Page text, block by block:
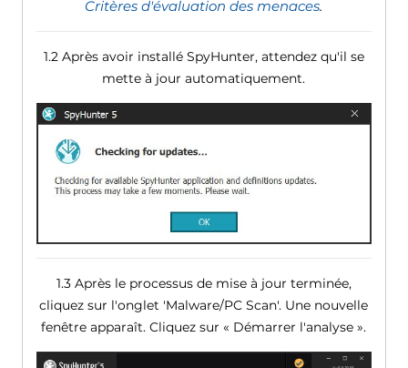
Critères d'évaluation des menaces.
1.2 Après avoir installé SpyHunter, attendez qu'il se
mette à jour automatiquement.
1.3 Après le processus de mise à jour terminée,
cliquez sur l'onglet 'Malware/PC Scan'. Une nouvelle
fenêtre apparaît. Cliquez sur « Démarrer l'analyse ».